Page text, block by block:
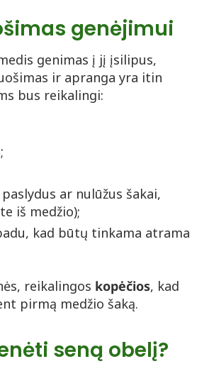
genėjimui
genimas į jį įsilipus,
ir apranga yra itin
bus reikalingi:
ar nulūžus šakai,
iš medžio);
kad būtų tinkama atrama
reikalingos kopėčios, kad
pirmą medžio šaką.
seną obelį?